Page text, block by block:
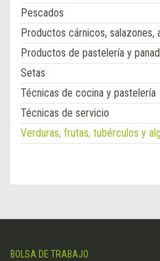
Pescados
Productos cárnicos, salazones,
Productos de pastelería y
Setas
Técnicas de cocina y pastelería
Técnicas de servicio
Verduras, frutas, tubérculos y
BOLSA DE TRABAJO